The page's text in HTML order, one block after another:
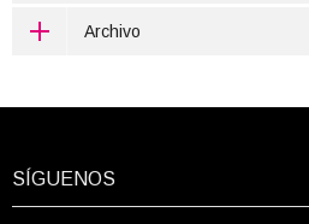
Archivo
SÍGUENOS